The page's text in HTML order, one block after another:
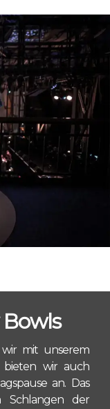
wir mit unserem
bieten wir auch
an. Das
Schlangen der